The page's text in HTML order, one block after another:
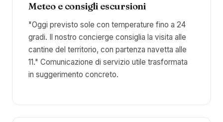
Meteo e consigli escursioni
"Oggi previsto sole con temperature fino a 24
gradi. Il nostro concierge consiglia la visita alle
cantine del territorio, con partenza navetta alle
11." Comunicazione di servizio utile trasformata
in suggerimento concreto.